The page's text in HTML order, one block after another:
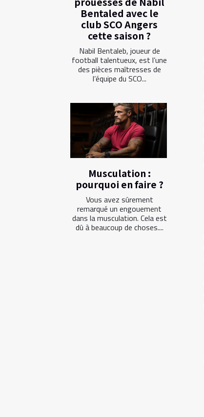
Bentaled avec le
club SCO Angers
cette saison ?
Nabil Bentaleb, joueur de
football talentueux, est l’une
des pièces maîtresses de
l’équipe du SCO...
Musculation :
pourquoi en faire ?
Vous avez sûrement
remarqué un engouement
dans la musculation. Cela est
dû à beaucoup de choses....